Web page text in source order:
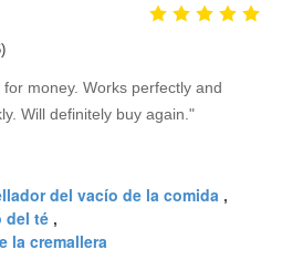
you dial in the IPD correctly. The
is smooth, and finding that
all the difference. No more eye
sessions. Highly recommend
to set it up properly!""The Pico 4's
spot makes all the difference.
strain during long sessions. Highly
the time to set it up
money. Works perfectly and
Will definitely buy again."
del vacío de la comida ,
del té ,
la cremallera